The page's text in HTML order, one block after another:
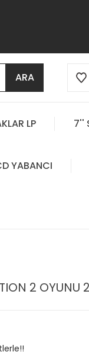
ARA
LP 7''
YABANCI
2 OYUNU